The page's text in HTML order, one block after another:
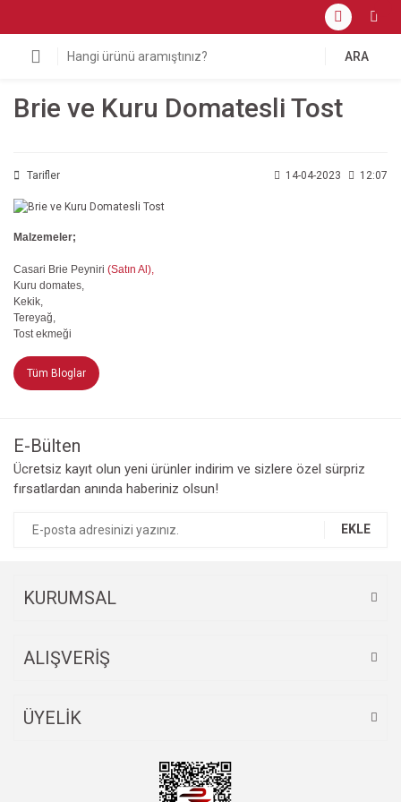
ARA
Brie ve Kuru Domatesli Tost
Tarifler 14-04-2023 12:07
Malzemeler;
Casari Brie Peyniri (Satın Al),
Kuru domates,
Kekik,
Tereyağ,
Tost ekmeği
Tüm Bloglar
E-Bülten
Ücretsiz kayıt olun yeni ürünler indirim ve sizlere özel sürpriz
fırsatlardan anında haberiniz olsun!
EKLE
KURUMSAL
ALIŞVERİŞ
ÜYELİK